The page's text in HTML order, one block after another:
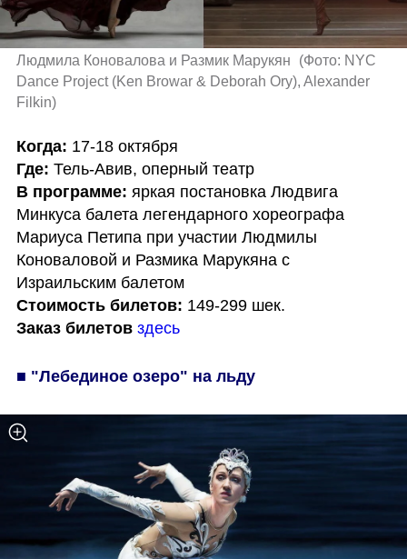
Людмила Коновалова и Размик Марукян (Фото: NYC
Dance Project (Ken Browar & Deborah Ory), Alexander
Filkin)
Когда:
Где:
Тель-Авив, оперный театр
В программе: яркая постановка Людвига
Минкуса балета легендарного хореографа
Мариуса Петипа при участии Людмилы
Коноваловой и Размика Марукяна с
Израильским балетом
Стоимость билетов:
Заказ билетов здесь
■ "Лебединое озеро" на льду